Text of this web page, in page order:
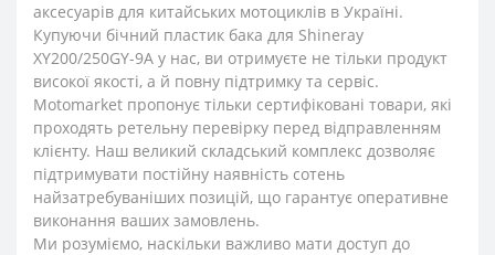
аксесуарів для китайських мотоциклів в Україні.
Купуючи бічний пластик бака для Shineray
XY200/250GY-9A у нас, ви отримуєте не тільки продукт
високої якості, а й повну підтримку та сервіс.
Motomarket пропонує тільки сертифіковані товари, які
проходять ретельну перевірку перед відправленням
клієнту. Наш великий складський комплекс дозволяє
підтримувати постійну наявність сотень
найзатребуваніших позицій, що гарантує оперативне
виконання ваших замовлень.
Ми розуміємо, наскільки важливо мати доступ до